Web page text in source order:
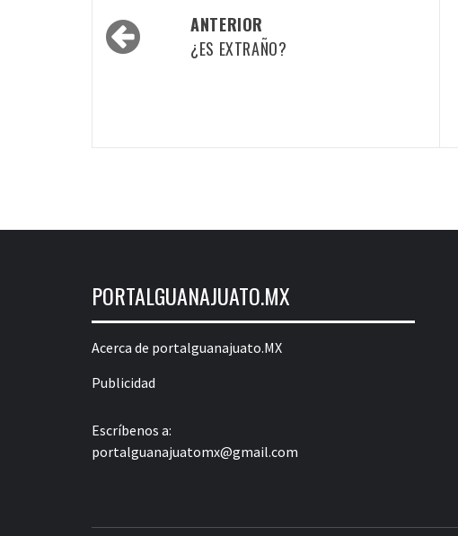
Navegación
por
ANTERIOR
¿ES EXTRAÑO?
PORTALGUANAJUATO.MX
Acerca de portalguanajuato.MX
Publicidad
Escríbenos a:
portalguanajuatomx@gmail.com